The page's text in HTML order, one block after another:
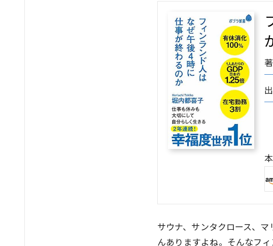
サウナ、サンタクロース、
んありますよね。そんなフ